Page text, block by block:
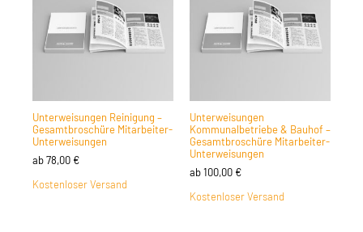
Unterweisungen Reinigung –
Gesamtbroschüre Mitarbeiter-
Unterweisungen
ab78,00 €
Kostenloser Versand
Unterweisungen
Kommunalbetriebe & Bauhof –
Gesamtbroschüre Mitarbeiter-
Unterweisungen
ab100,00 €
Kostenloser Versand